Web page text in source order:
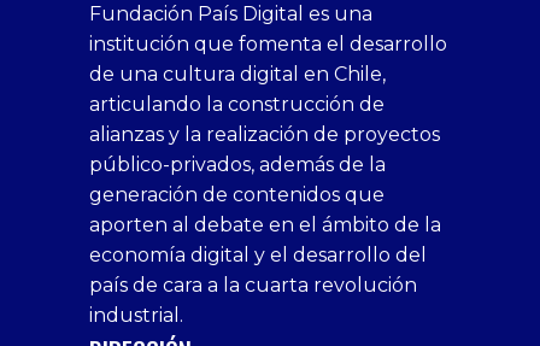
1xbet
canlı
casino
siteleri
bedava
bonus
veren
siteler
1xbet
deneme
bonusu
siteleri
deneme
bonusu
Sikis
siteleri
bonusu
veren
siteler
casino
siteleri
1win
xslot
sahabet
giriş
1xbet
giriş
tarafbet
giriş
bonusu
veren
siteler
deneme
bonusu
Deneme
bonusu
veren
siteler
escort
casino
siteleri
bonusu
bahis
siteleri
Hot
Couple
xxx
homemade
porn
on
webcam
Cumshots
Tits
Free
Amateur
yenigiris.com
Giriş
bonusu
veren
siteler
deneme
bonusu
veren
siteler
Fundación País Digital es una
institución que fomenta el desarrollo
de una cultura digital en Chile,
articulando la construcción de
alianzas y la realización de proyectos
público-privados, además de la
generación de contenidos que
aporten al debate en el ámbito de la
economía digital y el desarrollo del
país de cara a la cuarta revolución
industrial.